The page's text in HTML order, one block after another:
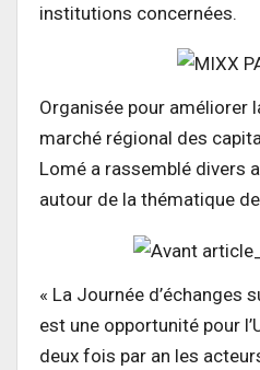
institutions concernées.
Organisée pour améliorer
marché régional des
Lomé a rassemblé divers
autour de la thématique
« La Journée d’échanges
est une opportunité pour
deux fois par an les